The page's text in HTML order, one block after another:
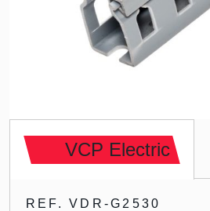
VCP Electric
REF. VDR-G2530